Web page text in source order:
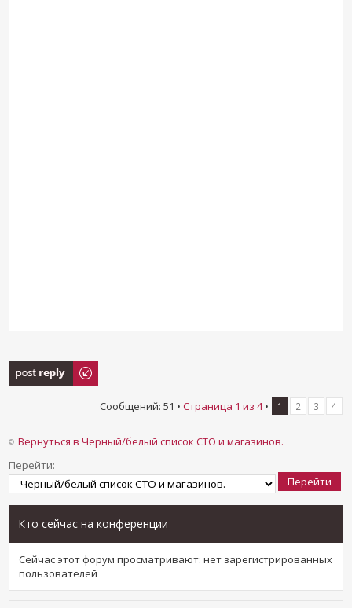
Ответить
Сообщений: 51 • Страница 1 из 4• 1 2 3 4
Вернуться в Черный/белый список СТО и магазинов.
Перейти:
Кто сейчас на конференции
Сейчас этот форум просматривают: нет зарегистрированных
пользователей